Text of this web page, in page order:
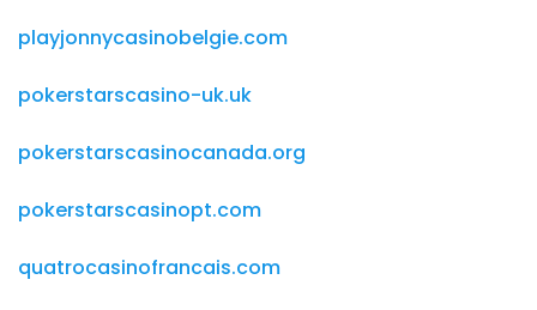
playjonnycasinobelgie.com
pokerstarscasino-uk.uk
pokerstarscasinocanada.org
pokerstarscasinopt.com
quatrocasinofrancais.com